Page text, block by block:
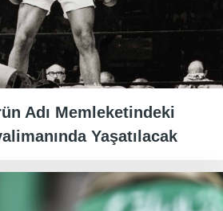
Adı Memleketindeki
Yaşatılacak